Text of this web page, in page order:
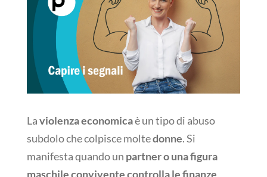
Laviolenza economicaè un tipo di abuso
subdolo che colpisce moltedonne. Si
manifesta quando un partner o una figura
maschile convivente controlla le finanze,